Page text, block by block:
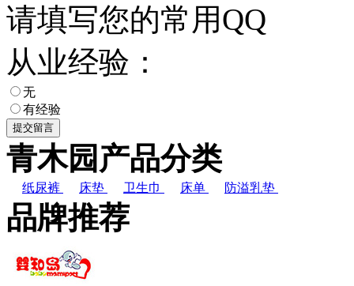
请填写您的常用QQ
从业经验：
无
有经验
青木园产品分类
纸尿裤 床垫 卫生巾 床单 防溢乳垫
品牌推荐